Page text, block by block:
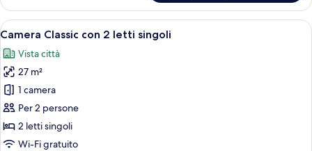
monolocale
Junior
Apri
tutte
le
foto
per
Camera
Classic
con
Camera Classic con 2 letti singoli |
5
Camera Classic con 2 letti singoli
Vista città
27 m²
1 camera
Per 2 persone
2 letti singoli
Wi-Fi gratuito